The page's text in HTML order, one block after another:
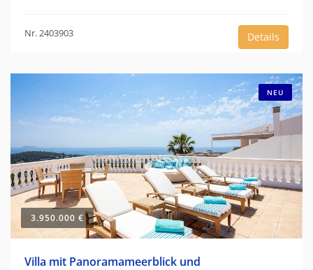
Nr. 2403903 Details
NEU
3.950.000 €
Villa mit Panoramameerblick und